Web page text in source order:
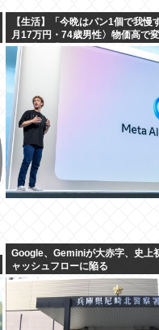
【生活】「今晩はパン1個で我慢
月17万円・74歳男性〉物価高で
の食卓…「1食抜けば、数百円は
Google、Geminiが大赤字、史上
ャッシュフローに陥る